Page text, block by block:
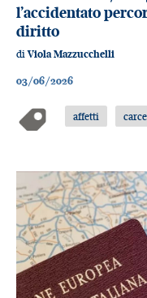
l’accidentato
diritto
diViola Mazzucchelli
03/06/2026
affetti